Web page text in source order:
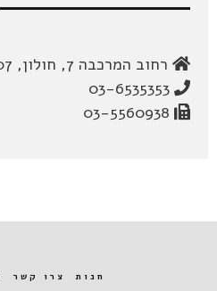
רחוב המרכבה 7, חולון, 5885107
חנות צרו קשר